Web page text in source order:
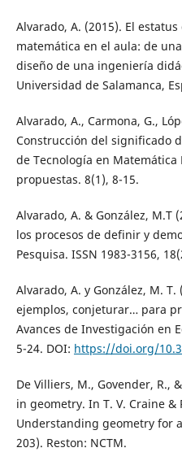
Alvarado, A. (2015). El
matemática en el aula: de
diseño de una ingeniería
Universidad de Salamanca,
Alvarado, A., Carmona, G.,
Construcción del significado
de Tecnología en
propuestas. 8(1), 8-15.
Alvarado, A. & González, M.T
los procesos de definir y
Pesquisa. ISSN 1983-3156,
Alvarado, A. y González, M.
ejemplos, conjeturar… para
Avances de Investigación en
5-24. DOI: https://doi.org/
De Villiers, M., Govender, R.,
in geometry. In T. V. Craine &
Understanding geometry for
203). Reston: NCTM.